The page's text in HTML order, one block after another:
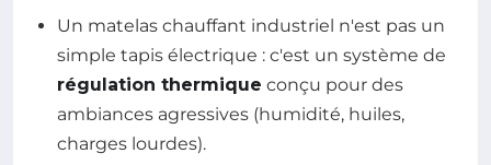
Un matelas chauffant industriel n'est pas un
simple tapis électrique : c'est un système de
régulation thermique conçu pour des
ambiances agressives (humidité, huiles,
charges lourdes).